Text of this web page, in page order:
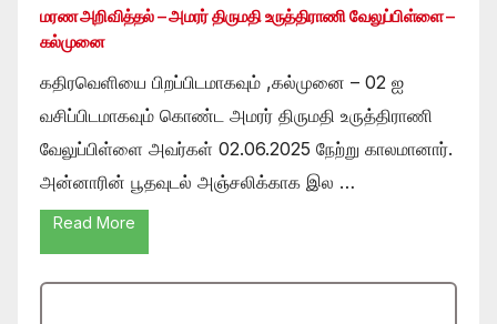
மரண அறிவித்தல் – அமரர் திருமதி உருத்திராணி வேலுப்பிள்ளை –
கல்முனை
கதிரவெளியை பிறப்பிடமாகவும் ,கல்முனை – 02 ஐ
வசிப்பிடமாகவும் கொண்ட அமரர் திருமதி உருத்திராணி
வேலுப்பிள்ளை அவர்கள் 02.06.2025 நேற்று காலமானார்.
அன்னாரின் பூதவுடல் அஞ்சலிக்காக இல …
Read More